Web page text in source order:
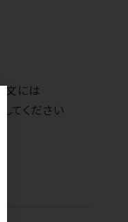
文には
してください